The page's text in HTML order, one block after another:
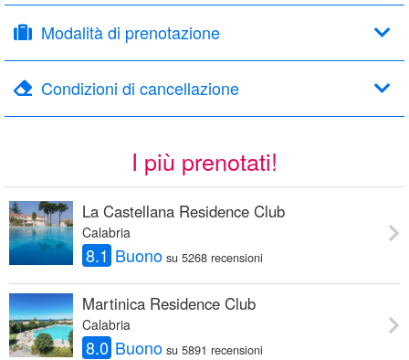
Modalità di prenotazione
Condizioni di cancellazione
I più prenotati!
La Castellana Residence Club
Calabria
8.1 Buono su 5268 recensioni
Martinica Residence Club
Calabria
8.0 Buono su 5891 recensioni